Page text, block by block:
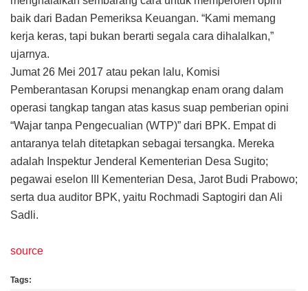
baik dari Badan Pemeriksa Keuangan. “Kami memang
kerja keras, tapi bukan berarti segala cara dihalalkan,”
ujarnya.
Jumat 26 Mei 2017 atau pekan lalu, Komisi
Pemberantasan Korupsi menangkap enam orang dalam
operasi tangkap tangan atas kasus suap pemberian opini
“Wajar tanpa Pengecualian (WTP)” dari BPK. Empat di
antaranya telah ditetapkan sebagai tersangka. Mereka
adalah Inspektur Jenderal Kementerian Desa Sugito;
pegawai eselon III Kementerian Desa, Jarot Budi Prabowo;
serta dua auditor BPK, yaitu Rochmadi Saptogiri dan Ali
Sadli.
source
Tags: